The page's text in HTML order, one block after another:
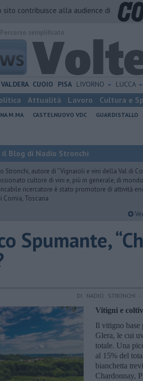
sito contribuisce alla audience di
VALDERA CUOIO PISA LIVORNO LUCCA
Attualità Lavoro Cultura e
M.MA CASTELNUOVO VDC GUARDISTALLO
il Blog di Nadio Stronchi
Stronchi, autore di “Vignaioli e vini della Val di
cultore di vini e, più in generale, di
ricercatore è stato promotore di attività
Cornia, Toscana
Spumante,
DI NADIO STRONCHI -
Vitigni e
Il vitigno base
Glera, le cui
totale. Una
al 15% del
bianchetta
Chardonnay,